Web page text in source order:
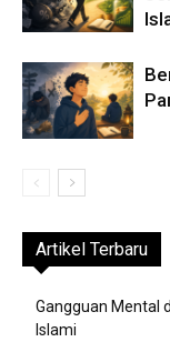
Artikel Terbaru
Gangguan Mental
Islami